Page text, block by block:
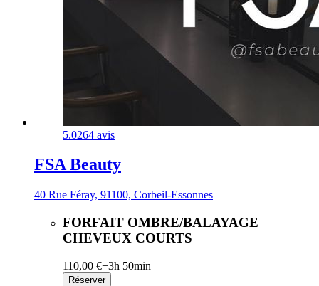
5.0264 avis
FSA Beauty
40 Rue Féray, 91100, Corbeil-Essonnes
FORFAIT OMBRE/BALAYAGE
CHEVEUX COURTS
110,00 €+3h 50min
Réserver